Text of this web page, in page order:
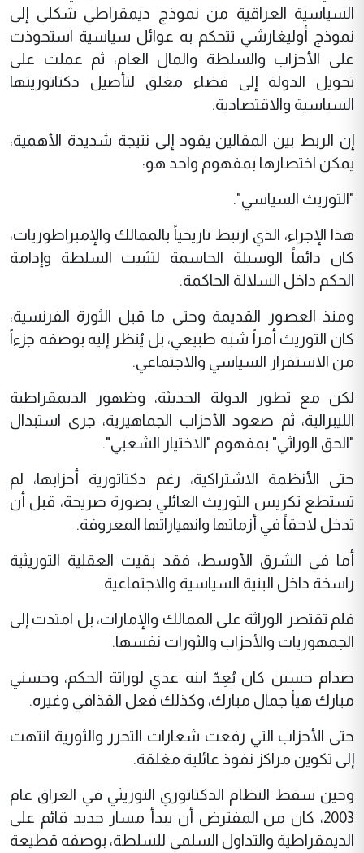
السياسية العراقية من نموذج ديمقراطي شكلي إلى
نموذج أوليغارشي تتحكم به عوائل سياسية استحوذت
على الأحزاب والسلطة والمال العام، ثم عملت على
تحويل الدولة إلى فضاء مغلق لتأصيل دكتاتوريتها
السياسية والاقتصادية.
إن الربط بين المقالين يقود إلى نتيجة شديدة الأهمية،
يمكن اختصارها بمفهوم واحد هو:
"التوريث السياسي".
هذا الإجراء، الذي ارتبط تاريخياً بالممالك والإمبراطوريات،
كان دائماً الوسيلة الحاسمة لتثبيت السلطة وإدامة
الحكم داخل السلالة الحاكمة.
ومنذ العصور القديمة وحتى ما قبل الثورة الفرنسية،
كان التوريث أمراً شبه طبيعي، بل يُنظر إليه بوصفه جزءاً
من الاستقرار السياسي والاجتماعي.
لكن مع تطور الدولة الحديثة، وظهور الديمقراطية
الليبرالية، ثم صعود الأحزاب الجماهيرية، جرى استبدال
"الحق الوراثي" بمفهوم "الاختيار الشعبي".
حتى الأنظمة الاشتراكية، رغم دكتاتورية أحزابها، لم
تستطع تكريس التوريث العائلي بصورة صريحة، قبل أن
تدخل لاحقاً في أزماتها وانهياراتها المعروفة.
أما في الشرق الأوسط، فقد بقيت العقلية التوريثية
راسخة داخل البنية السياسية والاجتماعية.
فلم تقتصر الوراثة على الممالك والإمارات، بل امتدت إلى
الجمهوريات والأحزاب والثورات نفسها.
صدام حسين كان يُعِدّ ابنه عدي لوراثة الحكم، وحسني
مبارك هيأ جمال مبارك، وكذلك فعل القذافي وغيره.
حتى الأحزاب التي رفعت شعارات التحرر والثورية انتهت
إلى تكوين مراكز نفوذ عائلية مغلقة.
وحين سقط النظام الدكتاتوري التوريثي في العراق عام
2003، كان من المفترض أن يبدأ مسار جديد قائم على
الديمقراطية والتداول السلمي للسلطة، بوصفه قطيعة